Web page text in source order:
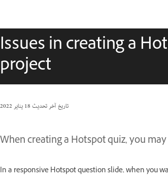
Issues in creating a
project
تاريخ آخر تحديث18 يناير 2022
When creating a Hotspot quiz, you
In a responsive Hotspot question slide, when you